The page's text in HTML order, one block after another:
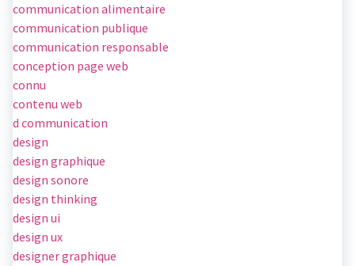
communication alimentaire
communication publique
communication responsable
conception page web
connu
contenu web
d communication
design
design graphique
design sonore
design thinking
design ui
design ux
designer graphique